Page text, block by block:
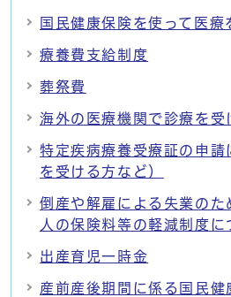
国民健康保険を使って医療
療養費支給制度
葬祭費
海外の医療機関で診療を受
特定疾病療養受療証の申請
を受ける方など）
倒産や解雇による失業のた
人の保険料等の軽減制度に
出産育児一時金
産前産後期間に係る国民健